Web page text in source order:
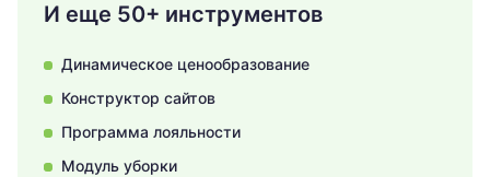
И еще 50+ инструментов
Динамическое ценообразование
Конструктор сайтов
Программа лояльности
Модуль уборки